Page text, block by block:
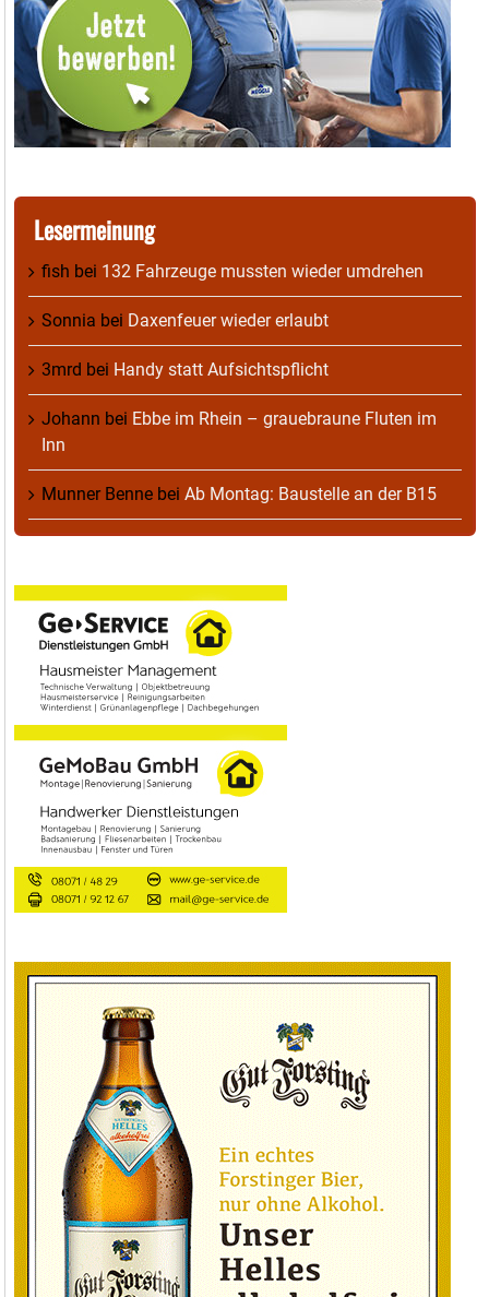
Lesermeinung
fish bei 132 Fahrzeuge mussten wieder umdrehen
Sonnia bei Daxenfeuer wieder erlaubt
3mrd bei Handy statt Aufsichtspflicht
Johann bei Ebbe im Rhein – grauebraune Fluten im
Inn
Munner Benne bei Ab Montag: Baustelle an der B15